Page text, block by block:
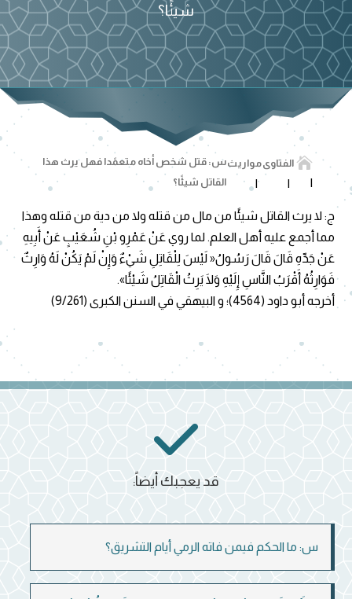
شيئًا؟
 الفتاوىمواريثس: قتل شخص أخاه متعمًدا فهل يرث هذا
القاتل شيئًا؟
ج: لا يرث القاتل شيئًا من مال من قتله ولا من دية من قتله وهذا
مما أجمع عليه أهل العلم. لما روي عَنْ عَمْرِو بْنِ شُعَيْبٍ عَنْ أَبِيهِ
عَنْ جَدِّهِ قَالَ قَالَ رَسُولُ« لَيْسَ لِلْقَاتِلِ شَيْءٌ وَإِنْ لَمْ يَكُنْ لَهُ وَارِثٌ
فَوَارِثُهُ أَقْرَبُ النَّاسِ إِلَيْهِ وَلَا يَرِثُ الْقَاتِلُ شَيْئًا».
أخرجه أبو داود (4564)؛ و البيهقي في السنن الكبرى (9/261)
س: ما الحكم فيمن فاته الرمي أيام التشريق؟
قد يعجبك أيضاً: